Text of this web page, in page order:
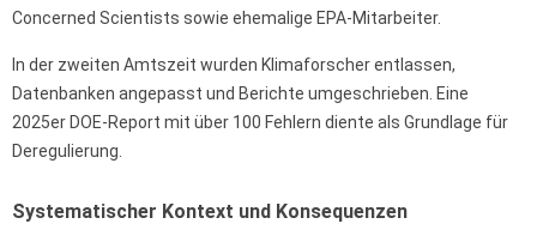
Concerned Scientists sowie ehemalige EPA-Mitarbeiter.
In der zweiten Amtszeit wurden Klimaforscher entlassen,
Datenbanken angepasst und Berichte umgeschrieben. Eine
2025er DOE-Report mit über 100 Fehlern diente als Grundlage für
Deregulierung.
Systematischer Kontext und Konsequenzen